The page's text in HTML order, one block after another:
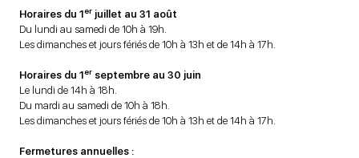
Horaires du 1er juillet au 31 août
Du lundi au samedi de 10h à 19h.
Les dimanches et jours fériés de 10h à 13h et de 14h à 17h.
Horaires du 1er septembre au 30 juin
Le lundi de 14h à 18h.
Du mardi au samedi de 10h à 18h.
Les dimanches et jours fériés de 10h à 13h et de 14h à 17h.
Fermetures annuelles :